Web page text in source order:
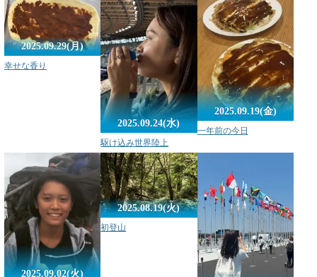
2025.09.29(月)
幸せな香り
2025.09.24(水)
駆け込み世界陸上
2025.09.19(金)
一年前の今日
2025.09.02(火)
2025.08.19(火)
初登山